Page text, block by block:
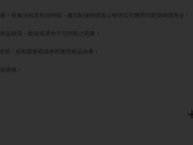
，故無法指定到貨時間，確切配達時間皆以物流公司實際可配送時間為主。
品缺貨、斷貨或其他不可抗拒之因素。
供，若有變更敬請參照實際商品為準。
資格。